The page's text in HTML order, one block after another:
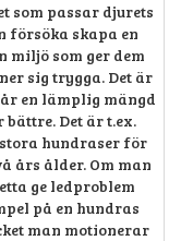
som passar djurets
försöka skapa en
som ger dem
sig trygga. Det är
en lämplig mängd
Det är t.ex.
hundraser för
års ålder. Om man
ge ledproblem
på en hundras
man motionerar